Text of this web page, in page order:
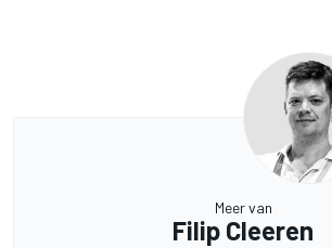
Meer van
Filip Cleeren